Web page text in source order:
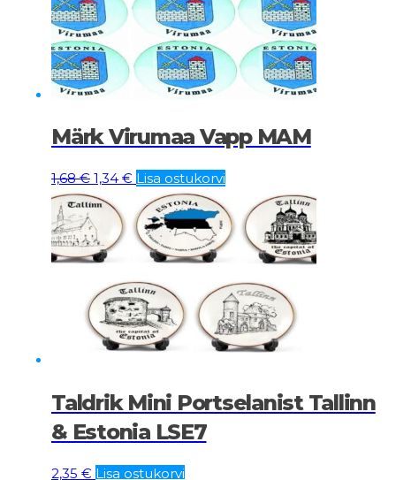
Märk Virumaa Vapp MAM
1,68€ Algne
hind
1,68 €.
1,34 € Current
price
is:
1,34 €.
Lisa ostukorvi
Taldrik Mini Portselanist Tallinn
& Estonia LSE7
2,35 € Lisa ostukorvi